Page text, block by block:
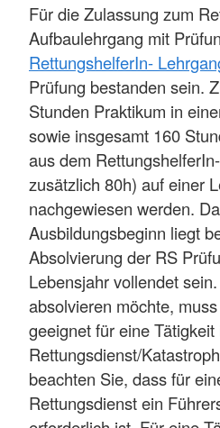
Für die Zulassung zum
Aufbaulehrgang mit
RettungshelferIn-
Prüfung bestanden sein.
Stunden Praktikum in
sowie insgesamt 160
aus dem
zusätzlich 80h) auf einer
nachgewiesen werden.
Ausbildungsbeginn liegt
Absolvierung der RS
Lebensjahr vollendet
absolvieren möchte,
geeignet für eine Tätigkeit
Rettungsdienst/
beachten Sie, dass für
Rettungsdienst ein